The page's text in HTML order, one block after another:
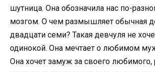
шутница. Она обозначила нас по-
мозгом. О чем размышляет обычная
двадцати семи? Такая девчуля не
одинокой. Она мечтает о любимом
Она хочет замуж за своего любимого,